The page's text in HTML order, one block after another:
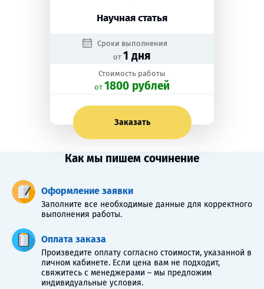
Научная статья
Сроки выполнения
от 1 дня
Стоимость работы
oт 1800 рублей
Заказать
Как мы пишем сочинение
Оформление заявки
Заполните все необходимые данные для корректного
выполнения работы.
Оплата заказа
Произведите оплату согласно стоимости, указанной в
личном кабинете. Если цена вам не подходит,
свяжитесь с менеджерами – мы предложим
индивидуальные условия.